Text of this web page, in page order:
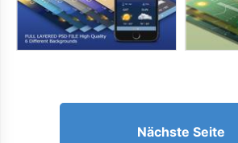
Nächste Seite